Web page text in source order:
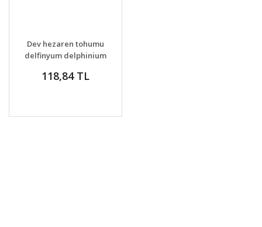
DETAYLAR SEPETE EKLE
Dev hezaren tohumu
delfinyum delphinium
118,84 TL